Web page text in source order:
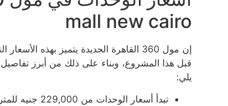
mall new cairo
إن مول 360 القاهرة الجديدة يتميز
يلي:
تبدأ أسعار الوحدات من 229,000 جنيه للمتر.